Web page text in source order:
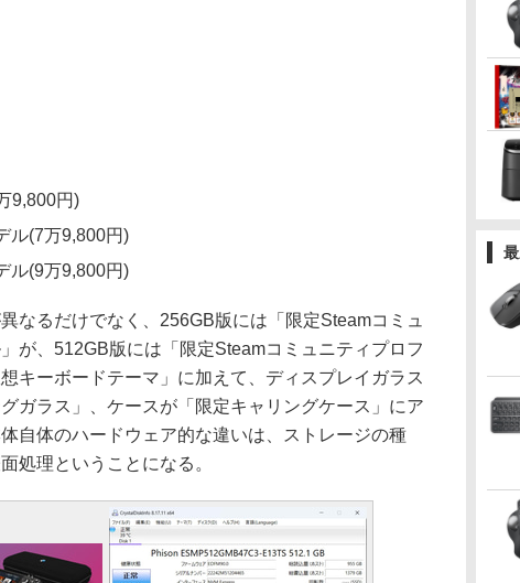
9,800円)
ル(7万9,800円)
ル(9万9,800円)
なるだけでなく、256GB版には「限定Steamコミュ
が、512GB版には「限定Steamコミュニティプロフ
キーボードテーマ」に加えて、ディスプレイガラス
ガラス」、ケースが「限定キャリングケース」にア
自体のハードウェア的な違いは、ストレージの種
処理ということになる。